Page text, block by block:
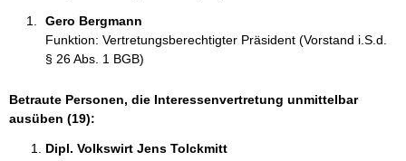
Gero Bergmann
Funktion: Vertretungsberechtigter Präsident (Vorstand i.S.d.
§ 26 Abs. 1 BGB)
Betraute Personen, die Interessenvertretung unmittelbar
ausüben (19):
Dipl. Volkswirt Jens Tolckmitt